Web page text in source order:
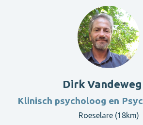
Dirk
Klinisch psycholoog en
Roeselare (18km)